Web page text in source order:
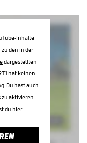
Inhalte
den in der
dargestellten
hat keinen
Du hast auch
aktivieren.
du hier.